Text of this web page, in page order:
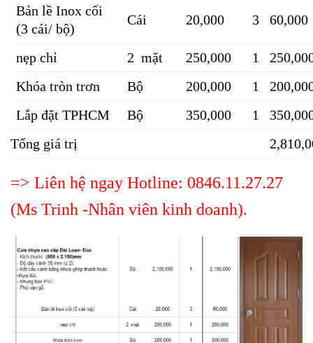
Bản lề Inox cối
(3 cái/ bộ)
Cái 20,000 3 60,000
nẹp chỉ 2 mặt 250,000 1
Khóa tròn trơn
Bộ 200,000 1
Lắp đặt TPHCM
Bộ 350,000 1
Tổng giá trị
=> Liên hệ ngay Hotline: 0846.11.27.27
(Ms Trinh -Nhân viên kinh doanh).